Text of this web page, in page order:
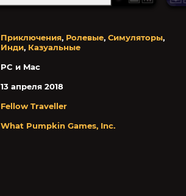
Приключения, Ролевые, Симуляторы,
Инди, Казуальные
PC и Mac
13 апреля 2018
Fellow Traveller
What Pumpkin Games, Inc.